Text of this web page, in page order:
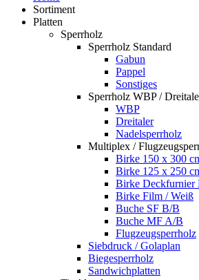
Sortiment
Platten
Sperrholz
Sperrholz Standard
Gabun
Pappel
Sonstiges
Sperrholz WBP /
WBP
Dreitaler
Nadelsperrholz
Multiplex /
Birke 150 x 300
Birke 125 x 250
Birke Deckfurnier
Birke Film / Weiß
Buche SF B/B
Buche MF A/B
Flugzeugsperrholz
Siebdruck / Golaplan
Biegesperrholz
Sandwichplatten